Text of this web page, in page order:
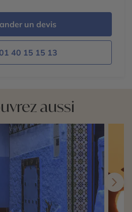
un devis
01 40 15 15 13
aussi